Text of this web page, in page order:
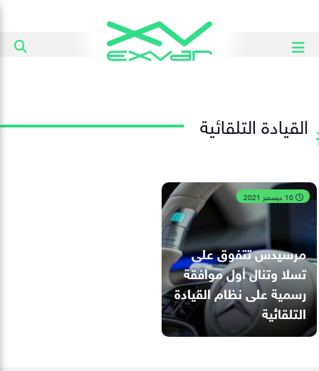
القيادة التلقائية
مرسيدس تتفوق على
تسلا وتنال أول موافقة
رسمية على نظام القيادة
التلقائية